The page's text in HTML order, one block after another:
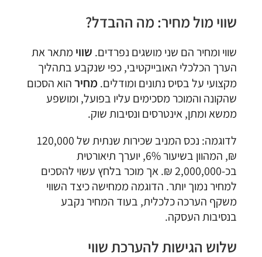
שווי מול מחיר: מה ההבדל?
שווי ומחיר הם שני מושגים נפרדים. שווי מתאר את
הערך הכלכלי האובייקטיבי, כפי שנקבע בתהליך
מקצועי על בסיס נתונים ומודלים. מחירהוא הסכום
שהקונה והמוכר מסכימים עליו בפועל, ומושפע
ממשא ומתן, אינטרסים ונסיבות שוק.
לדוגמה: נכס המניב שכירות שנתית של 120,000
₪, המהוון בשיעור 6%, יוערך תיאורטית
בכ-2,000,000 ₪. אך מוכר בלחץ עשוי להסכים
למחיר נמוך יותר. הדוגמה ממחישה כיצד השווי
משקף הערכה כלכלית, בעוד המחיר נקבע
בנסיבות העסקה.
שלוש הגישות להערכת שווי